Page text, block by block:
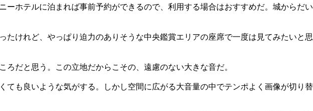
ホテルに泊まれば事前予約ができるので、利用する場合はおすすめだ。城からだい
けれど、やっぱり迫力のありそうな中央鑑賞エリアの座席で一度は見てみたいと思
だと思う。この立地だからこその、遠慮のない大きな音だ。
も良いような気がする。しかし空間に広がる大音量の中でテンポよく画像が切り替